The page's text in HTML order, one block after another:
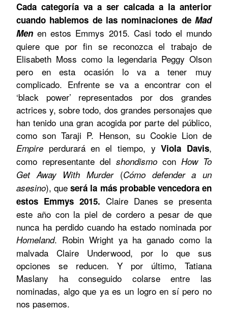
Cada categoría va a ser calcada a la anterior
cuando hablemos de las nominaciones de Mad
Men en estos Emmys 2015. Casi todo el mundo
quiere que por fin se reconozca el trabajo de
Elisabeth Moss como la legendaria Peggy Olson
pero en esta ocasión lo va a tener muy
complicado. Enfrente se va a encontrar con el
‘black power’ representados por dos grandes
actrices y, sobre todo, dos grandes personajes que
han tenido una gran acogida por parte del público,
como son Taraji P. Henson, su Cookie Lion de
Empire perdurará en el tiempo, yViola Davis,
como representante del shondismo con How To
Get Away With Murder(Cómo defender a un
asesino), queserá la más probable vencedora en
estos Emmys 2015. Claire Danes se presenta
este año con la piel de cordero a pesar de que
nunca ha perdido cuando ha estado nominada por
Homeland. Robin Wright ya ha ganado como la
malvada Claire Underwood, por lo que sus
opciones se reducen. Y por último, Tatiana
Maslany ha conseguido colarse entre las
nominadas, algo que ya es un logro en sí pero no
nos pasemos.